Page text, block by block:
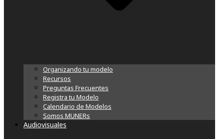
Organizando tu modelo
Recursos
Preguntas Frecuentes
Registra tu Modelo
Calendario de Modelos
Somos MUNERs
Audiovisuales